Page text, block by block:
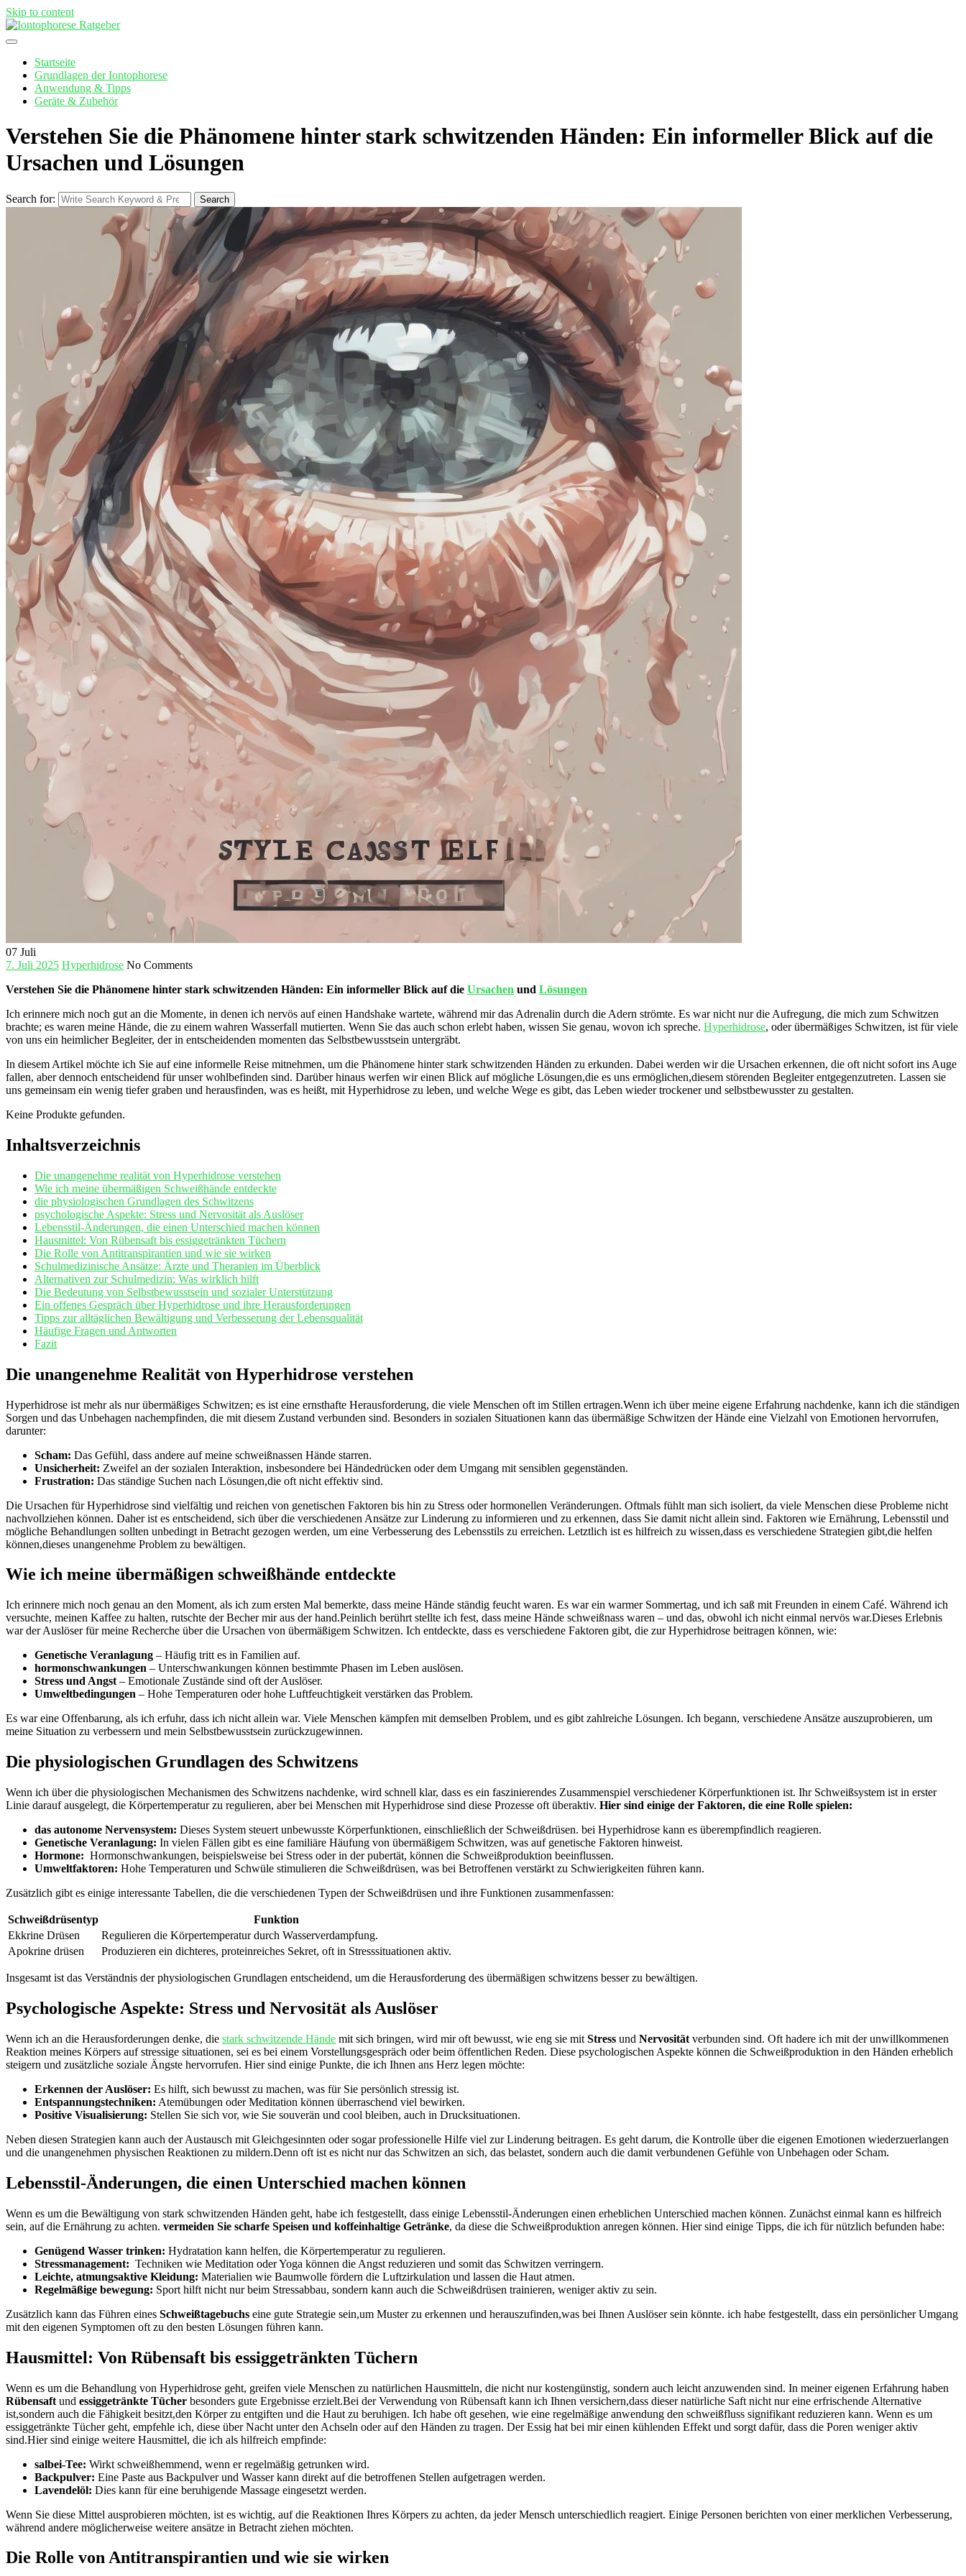
Skip to content
Startseite
Grundlagen der Iontophorese
Anwendung & Tipps
Geräte & Zubehör
Verstehen Sie die Phänomene hinter stark schwitzenden Händen: Ein informeller Blick auf die
Ursachen und Lösungen
Search for: Search
07 Juli
7. Juli 2025 Hyperhidrose No Comments
Verstehen Sie die Phänomene hinter stark schwitzenden Händen: Ein informeller Blick auf die Ursachen und ‌ Lösungen
Ich erinnere mich noch ⁣gut an​ die Momente, in denen ich⁣ nervös auf einen Handshake wartete, während mir⁢ das Adrenalin durch die Adern strömte. Es war nicht nur⁤ die Aufregung, die mich zum Schwitzen
brachte; es ⁣waren ⁢meine Hände,‍ die zu einem wahren Wasserfall mutierten. Wenn Sie das​ auch schon erlebt haben, wissen Sie genau, wovon ich​ spreche. Hyperhidrose, oder übermäßiges Schwitzen, ist für viele
von ‌uns ein ‍heimlicher Begleiter, der in entscheidenden momenten das⁢ Selbstbewusstsein untergräbt.
In diesem Artikel möchte ich Sie auf eine informelle Reise mitnehmen, um die‌ Phänomene hinter stark schwitzenden Händen⁤ zu erkunden. Dabei werden wir die Ursachen erkennen, die⁢ oft nicht sofort ins Auge
fallen,‍ aber dennoch entscheidend für unser wohlbefinden sind. Darüber hinaus ‍werfen ⁤wir einen Blick auf‍ mögliche Lösungen,die es ⁤uns ermöglichen,diesem störenden Begleiter entgegenzutreten. Lassen sie
uns gemeinsam ein wenig tiefer graben und herausfinden, was es heißt, mit Hyperhidrose zu leben, und welche Wege ⁤es⁤ gibt, ‍das Leben wieder trockener und selbstbewusster zu ‌gestalten.
Keine Produkte gefunden.
Inhaltsverzeichnis
Die unangenehme realität ‌von Hyperhidrose verstehen
Wie ich ​meine übermäßigen Schweißhände ‌entdeckte
die physiologischen Grundlagen des Schwitzens
psychologische Aspekte: Stress und Nervosität als Auslöser
Lebensstil-Änderungen,​ die einen Unterschied machen können
Hausmittel: Von Rübensaft ​bis essiggetränkten Tüchern
Die Rolle von Antitranspirantien und wie sie⁢ wirken
Schulmedizinische Ansätze: Ärzte und Therapien im Überblick
Alternativen zur Schulmedizin: ​Was wirklich hilft
Die Bedeutung von Selbstbewusstsein und sozialer Unterstützung
Ein offenes Gespräch über Hyperhidrose und ihre Herausforderungen
Tipps zur alltäglichen Bewältigung und Verbesserung der ⁤Lebensqualität
Häufige Fragen und Antworten
Fazit
Die unangenehme Realität von Hyperhidrose verstehen
Hyperhidrose ist mehr als ‌nur übermäßiges Schwitzen; es ​ist eine ernsthafte Herausforderung,​ die viele Menschen oft im Stillen ertragen.Wenn ich über meine⁣ eigene Erfahrung nachdenke,⁤ kann ich die ständigen
Sorgen ‌und das Unbehagen nachempfinden, die mit diesem ⁤Zustand verbunden⁣ sind.​ Besonders in sozialen Situationen kann das ⁢übermäßige Schwitzen der Hände eine Vielzahl von Emotionen hervorrufen, ​
darunter:
Scham: Das Gefühl, dass andere auf meine schweißnassen Hände‌ starren.
Unsicherheit: Zweifel an der sozialen ⁤Interaktion, insbesondere bei Händedrücken ⁣oder‍ dem Umgang mit sensiblen gegenständen.
Frustration: Das ständige Suchen nach Lösungen,die oft nicht effektiv sind.
Die Ursachen‌ für Hyperhidrose sind​ vielfältig und reichen von genetischen Faktoren bis hin zu Stress oder hormonellen Veränderungen. Oftmals​ fühlt man sich isoliert, ⁢da viele Menschen​ diese Probleme⁤ nicht
nachvollziehen können. Daher ist es⁤ entscheidend, sich über die verschiedenen Ansätze zur Linderung zu informieren und zu erkennen, dass Sie ⁤damit nicht allein sind. Faktoren wie Ernährung, Lebensstil und
mögliche Behandlungen sollten unbedingt in ⁤Betracht gezogen werden, um ⁤eine Verbesserung des ‌Lebensstils zu erreichen. ​Letztlich ist es hilfreich‍ zu wissen,dass ‌es verschiedene Strategien gibt,die⁤ helfen
können,dieses ​unangenehme ​Problem ​zu ⁤bewältigen.
Wie ich meine übermäßigen schweißhände entdeckte
Ich erinnere mich ‌noch genau an den Moment, als ich zum‍ ersten Mal bemerkte, ‍dass meine Hände ständig‌ feucht waren.⁤ Es war ein warmer⁣ Sommertag, und ich saß mit Freunden in einem Café. Während⁤ ich
versuchte, meinen​ Kaffee zu halten, rutschte der Becher mir aus der hand.Peinlich berührt stellte ich fest, ⁤dass meine Hände⁢ schweißnass waren – und das, obwohl ich nicht einmal nervös war.Dieses Erlebnis‍
war ‍der Auslöser für meine Recherche⁢ über‍ die ⁢Ursachen von übermäßigem ‍Schwitzen. Ich entdeckte, dass es verschiedene ‍Faktoren gibt, ⁣die zur Hyperhidrose beitragen können, wie:
Genetische Veranlagung – Häufig tritt es ⁢in Familien auf.
hormonschwankungen – ​Unterschwankungen können bestimmte Phasen im⁢ Leben‌ auslösen.
Stress und Angst – Emotionale Zustände​ sind oft ​der Auslöser.
Umweltbedingungen – Hohe Temperaturen oder​ hohe Luftfeuchtigkeit verstärken das Problem.
Es war eine Offenbarung, als ich erfuhr, dass ich nicht‍ allein ‌war. Viele Menschen kämpfen mit demselben Problem, und es gibt⁣ zahlreiche Lösungen. Ich begann, ⁤verschiedene Ansätze auszuprobieren, um
meine ⁢Situation zu verbessern⁤ und mein Selbstbewusstsein zurückzugewinnen.
Die ⁤physiologischen Grundlagen des ⁤Schwitzens
Wenn ich über die physiologischen Mechanismen des Schwitzens nachdenke, wird schnell‍ klar, ‌dass es ein faszinierendes Zusammenspiel verschiedener‍ Körperfunktionen ist. Ihr Schweißsystem ist in erster
Linie darauf ausgelegt, die Körpertemperatur zu regulieren, aber bei Menschen mit Hyperhidrose sind diese Prozesse oft überaktiv. Hier sind einige der Faktoren, die eine Rolle ⁢spielen:
das ⁣autonome Nervensystem: Dieses System steuert unbewusste ​Körperfunktionen, einschließlich der Schweißdrüsen.⁣ bei Hyperhidrose kann es überempfindlich reagieren.
Genetische Veranlagung: In vielen Fällen gibt es eine familiäre Häufung von​ übermäßigem Schwitzen, was auf genetische Faktoren hinweist.
Hormone: ⁢ Hormonschwankungen, beispielsweise bei Stress ⁤oder‍ in der ⁣pubertät, können die Schweißproduktion beeinflussen.
Umweltfaktoren: Hohe Temperaturen und​ Schwüle ⁤stimulieren die Schweißdrüsen, was bei Betroffenen verstärkt zu Schwierigkeiten führen kann.
Zusätzlich⁤ gibt es einige interessante Tabellen, die ⁤die verschiedenen Typen der Schweißdrüsen und⁢ ihre Funktionen zusammenfassen:
Schweißdrüsentyp
Funktion
Ekkrine Drüsen
Regulieren die Körpertemperatur durch Wasserverdampfung.
Apokrine drüsen
Produzieren ein dichteres, proteinreiches Sekret, oft ‍in Stresssituationen aktiv.
Insgesamt ist das Verständnis der physiologischen⁢ Grundlagen entscheidend, um die Herausforderung des übermäßigen schwitzens ‍besser zu bewältigen.
Psychologische⁤ Aspekte: Stress ​und Nervosität als Auslöser
Wenn ich an die Herausforderungen denke, die stark schwitzende Hände mit sich ‌bringen, ‌wird mir oft bewusst, wie eng sie mit Stress und Nervosität verbunden sind. Oft hadere ich mit⁤ der unwillkommenen
Reaktion meines Körpers auf stressige situationen, sei es bei einem Vorstellungsgespräch ‌oder beim öffentlichen Reden. Diese psychologischen Aspekte können die Schweißproduktion in den Händen​ erheblich
steigern ‍und zusätzliche soziale Ängste hervorrufen. Hier sind einige Punkte, die ich Ihnen ans Herz legen möchte:
Erkennen der⁤ Auslöser: ​Es ​hilft,⁢ sich bewusst zu machen, was für Sie persönlich stressig ist.
Entspannungstechniken: Atemübungen oder Meditation ⁣können überraschend viel bewirken.
Positive Visualisierung: Stellen Sie ⁣sich vor, wie Sie‍ souverän ⁣und cool bleiben, auch in Drucksituationen.
Neben diesen Strategien kann auch ⁢der Austausch mit Gleichgesinnten oder sogar professionelle Hilfe viel zur Linderung​ beitragen.⁣ Es ​geht darum, ⁣die Kontrolle über​ die eigenen​ Emotionen wiederzuerlangen
und die unangenehmen physischen Reaktionen zu mildern.Denn oft ist⁢ es nicht nur ⁤das Schwitzen an sich, das belastet, sondern auch die damit verbundenen Gefühle⁤ von Unbehagen oder Scham.
Lebensstil-Änderungen, die einen Unterschied machen können
Wenn es um die Bewältigung von stark schwitzenden Händen geht, habe ich festgestellt, dass‍ einige Lebensstil-Änderungen einen erheblichen Unterschied ⁢machen können. Zunächst einmal kann⁣ es hilfreich
sein, auf⁣ die Ernährung​ zu achten. vermeiden Sie scharfe Speisen​ und koffeinhaltige ⁣Getränke, da diese ​die Schweißproduktion anregen können. Hier sind einige​ Tipps, die ich für nützlich befunden habe:
Genügend Wasser trinken: Hydratation kann helfen, die Körpertemperatur zu ⁣regulieren.
Stressmanagement: ‌ Techniken wie Meditation⁢ oder Yoga⁤ können die Angst reduzieren und somit das Schwitzen ​verringern.
Leichte, atmungsaktive Kleidung: Materialien wie Baumwolle fördern die Luftzirkulation und lassen die Haut atmen.
Regelmäßige bewegung: Sport hilft nicht nur ⁤beim Stressabbau, sondern kann auch die Schweißdrüsen⁢ trainieren, weniger aktiv zu sein.
Zusätzlich kann das Führen eines Schweißtagebuchs eine gute​ Strategie sein,um Muster zu ⁤erkennen und herauszufinden,was bei ⁤Ihnen Auslöser sein könnte. ich habe​ festgestellt, dass ein persönlicher Umgang
mit den eigenen Symptomen ⁣oft zu den besten Lösungen führen kann.
Hausmittel: Von​ Rübensaft⁣ bis essiggetränkten Tüchern
Wenn es um die Behandlung von Hyperhidrose geht, greifen viele Menschen zu natürlichen Hausmitteln, die nicht nur kostengünstig, sondern auch leicht anzuwenden sind.​ In ‍meiner‌ eigenen Erfahrung haben
Rübensaft und essiggetränkte Tücher besonders gute⁤ Ergebnisse erzielt.Bei der Verwendung von Rübensaft kann ich Ihnen versichern,dass dieser natürliche Saft nicht nur eine erfrischende Alternative
ist,sondern auch die Fähigkeit besitzt,den Körper zu entgiften und die Haut zu beruhigen. Ich habe oft gesehen, wie eine ⁢regelmäßige anwendung den‌ schweißfluss signifikant ‌reduzieren ⁣kann. Wenn es um
essiggetränkte Tücher geht, empfehle⁣ ich, ​diese über​ Nacht‍ unter⁢ den Achseln oder auf den Händen zu tragen. Der Essig hat bei mir einen kühlenden Effekt und sorgt dafür, dass ​die Poren weniger aktiv
sind.Hier sind einige weitere⁤ Hausmittel, die ich als hilfreich empfinde:
salbei-Tee: Wirkt schweißhemmend, wenn‍ er regelmäßig getrunken wird.
Backpulver: Eine Paste aus ⁤Backpulver und Wasser kann ⁢direkt auf die ​betroffenen Stellen aufgetragen werden.
Lavendelöl: Dies kann für eine beruhigende ‍Massage eingesetzt werden.
Wenn Sie diese⁢ Mittel ausprobieren möchten, ist es wichtig, auf die Reaktionen Ihres Körpers zu achten, ‌da jeder Mensch unterschiedlich reagiert. Einige Personen ‍berichten von einer⁣ merklichen Verbesserung,
während andere ‌möglicherweise weitere ansätze in Betracht‌ ziehen ​möchten.
Die Rolle von Antitranspirantien und wie ⁤sie wirken